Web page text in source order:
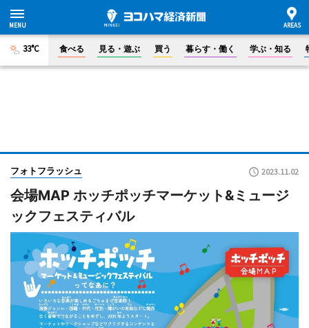
33°C 食べる 見る・遊ぶ 買う 暮らす・働く 学ぶ・知る
フォトフラッシュ 2023.11.02
会場MAP ホッチポッチマーケット&ミュージ
ックフェスティバル